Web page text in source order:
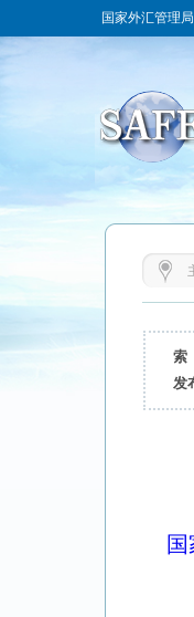
国家外汇管理局
索
发